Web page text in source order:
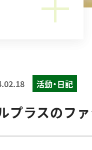
活動・日記
プラスのフ